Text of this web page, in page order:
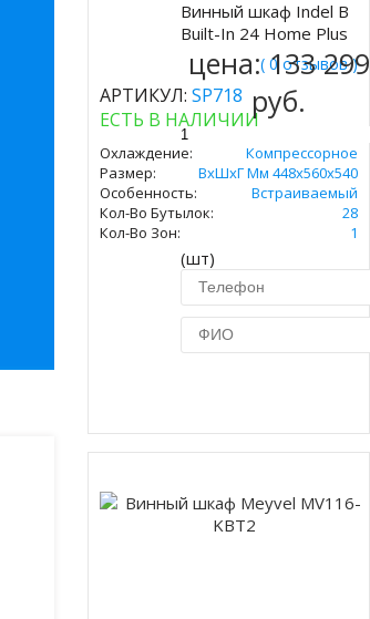
( 0 отзывов )
АРТИКУЛ: SP718
ЕСТЬ В НАЛИЧИИ
Охлаждение:
Компрессорное
Размер:
ВxШxГ Мм 448х560х540
Особенность:
Встраиваемый
Кол-Во Бутылок:
28
Кол-Во Зон:
1
Винный шкаф Indel B
Built-In 24 Home Plus
цена:133 299
руб.
(шт)